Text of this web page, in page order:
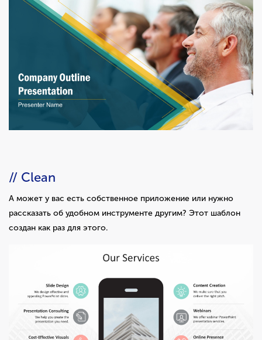
// Clean
А может у вас есть собственное приложение или нужно
рассказать об удобном инструменте другим? Этот шаблон
создан как раз для этого.